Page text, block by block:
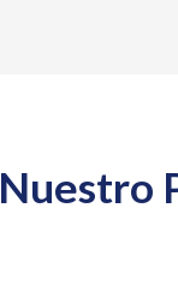
Nuestro